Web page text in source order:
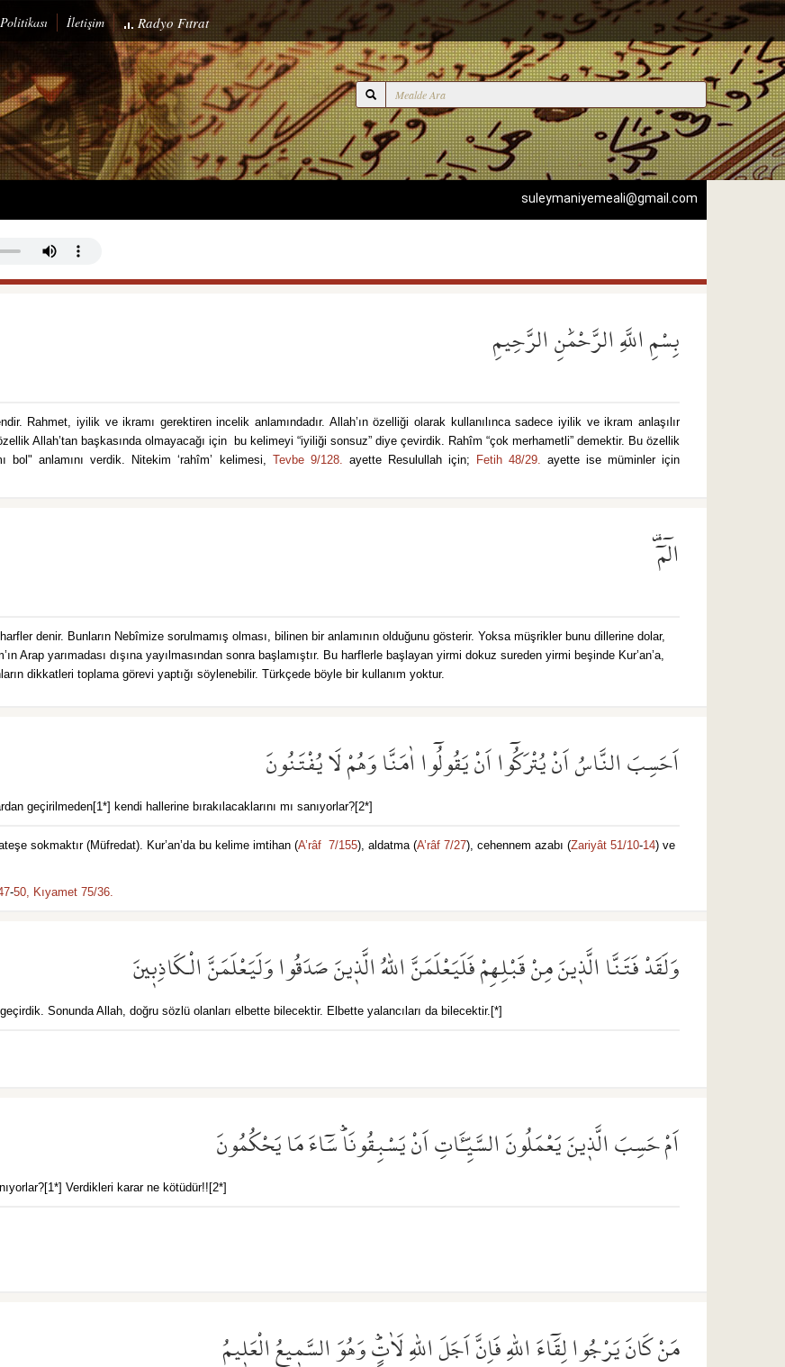
İletişim Radyo Fıtrat
suleymaniyemeali@gmail.com
بِسْمِ اللَّهِ الرَّحْمَٰنِ الرَّحِيمِ
Allah’tan başkasında olmayacağı için bu kelimeyi “iyiliği sonsuz” diye çevirdik. Rahîm “çok merhametli” demektir. Bu özellik
bol" anlamını verdik. Nitekim ‘rahîm’ kelimesi, Tevbe 9/128. ayette Resulullah için; Fetih 48/29. ayette ise müminler için
الٓمٓ۠
denir. Bunların Nebîmize sorulmamış olması, bilinen bir anlamının olduğunu gösterir. Yoksa müşrikler bunu dillerine dolar,
Arap yarımadası dışına yayılmasından sonra başlamıştır. Bu harflerle başlayan yirmi dokuz sureden yirmi beşinde Kur’an’a,
dikkatleri toplama görevi yaptığı söylenebilir. Türkçede böyle bir kullanım yoktur.
اَحَسِبَ النَّاسُ اَنْ يُتْرَكُٓوا اَنْ يَقُولُٓوا اٰمَنَّا وَهُمْ لَا يُفْتَنُونَ
geçirilmeden[1*] kendi hallerine bırakılacaklarını mı sanıyorlar?[2*]
sokmaktır (Müfredat). Kur’an’da bu kelime imtihan (A’râf 7/155), aldatma (A’râf 7/27), cehennem azabı (Zariyât 51/10-14) ve
-50, Kıyamet 75/36.
وَلَقَدْ فَتَنَّا الَّذ۪ينَ مِنْ قَبْلِهِمْ فَلَيَعْلَمَنَّ اللّٰهُ الَّذ۪ينَ صَدَقُوا وَلَيَعْلَمَنَّ الْكَاذِب۪ينَ
Sonunda Allah, doğru sözlü olanları elbette bilecektir. Elbette yalancıları da bilecektir.[*]
اَمْ حَسِبَ الَّذ۪ينَ يَعْمَلُونَ السَّيِّـَٔاتِ اَنْ يَسْبِقُونَاۜ سَٓاءَ مَا يَحْكُمُونَ
Verdikleri karar ne kötüdür!![2*]
مَنْ كَانَ يَرْجُوا لِقَٓاءَ اللّٰهِ فَاِنَّ اَجَلَ اللّٰهِ لَاٰتٍۜ وَهُوَ السَّم۪يعُ الْعَل۪يمُ